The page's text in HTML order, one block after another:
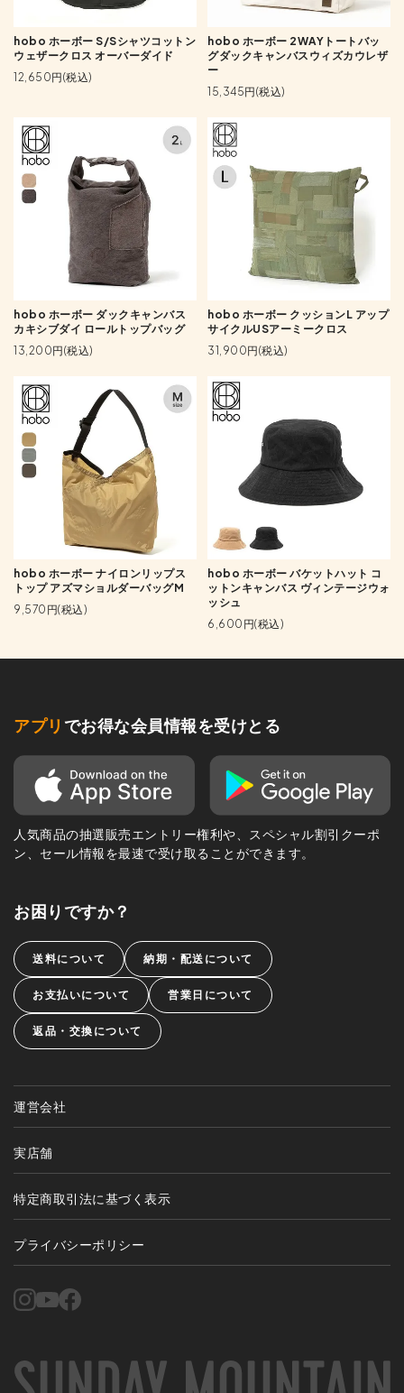
hobo ホーボー S/Sシャツコットン
ウェザークロス オーバーダイド
12,650円(税込)
hobo ホーボー 2WAYトートバッ
グダックキャンバスウィズカウレザ
ー
15,345円(税込)
hobo ホーボー ダックキャンバス
カキシブダイ ロールトップバッグ
13,200円(税込)
hobo ホーボー クッションL アップ
サイクルUSアーミークロス
31,900円(税込)
hobo ホーボー ナイロンリップス
トップ アズマショルダーバッグM
9,570円(税込)
hobo ホーボー バケットハット コ
ットンキャンバス ヴィンテージウォ
ッシュ
6,600円(税込)
アプリ でお得な会員情報を受けとる
人気商品の抽選販売エントリー権利や、スペシャル割引クーポ
ン、セール情報を最速で受け取ることができます。
お困りですか？
送料について 納期・配送について
お支払いについて 営業日について
返品・交換について
運営会社
実店舗
特定商取引法に基づく表示
プライバシーポリシー